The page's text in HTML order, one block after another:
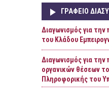
ΓΡΑΦΕΙΟ
Διαγωνισμός για
του Κλάδου
Διαγωνισμός για
οργανικών θέσεων
Πληροφορικής του